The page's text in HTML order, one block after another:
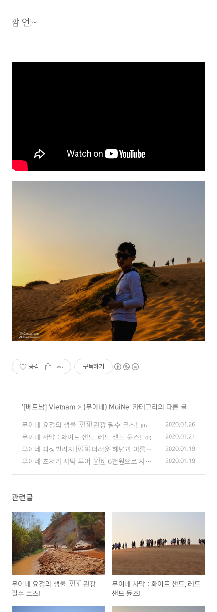
깜 언!~
공감 구독하기
' [베트남] Vietnam > (무이네) MuiNe' 카테고리의 다른 글
무이네 요정의 샘물 🇻🇳 관광 필수 코스! (0) 2020.01.26
무이네 사막 : 화이트 샌드, 레드 샌드 듄즈! (0) 2020.01.21
무이네 피싱빌리지 🇻🇳 더러운 해변과 아름다
운 노을! - 베트남 자유여행
(0)
2020.01.19
무이네 초저가 사막 투어 🇻🇳 6천원으로 사막
2020.01.19
관련글
무이네 요정의 샘물 🇻🇳 관광
필수 코스!
무이네 사막 : 화이트 샌드, 레드
샌드 듄즈!